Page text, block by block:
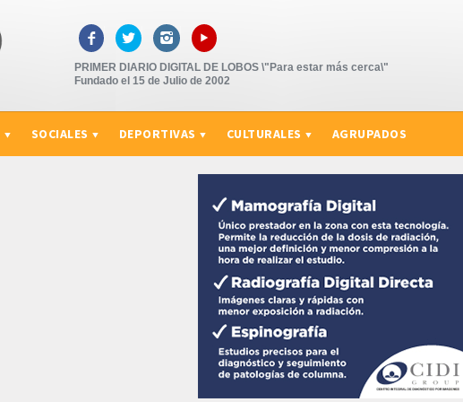
   ▸
PRIMER DIARIO DIGITAL DE LOBOS \"Para estar más cerca\"
Fundado el 15 de Julio de 2002
SOCIALES DEPORTIVAS CULTURALES AGRUPADOS